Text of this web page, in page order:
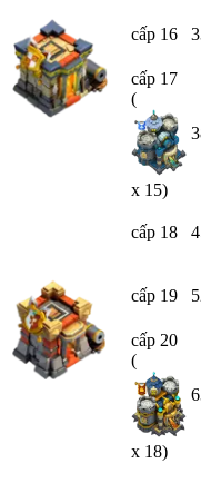
cấp 16
cấp 17
(
x 15)
cấp 18
cấp 19
cấp 20
(
x 18)